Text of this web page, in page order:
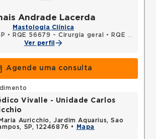
Andrade Lacerda
Mastologia Clínica
• RQE 56679 - Cirurgia geral •
RQE 101954 - Mastologia
Ver perfil
Agende uma consulta
Vivalle - Unidade Carlos
Auricchio, Jardim Aquarius, Sao
SP, 12246876 •
Mapa